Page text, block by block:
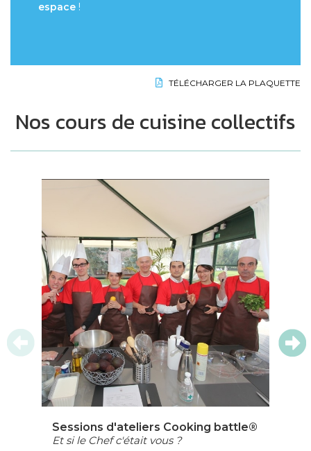
espace !
TÉLÉCHARGER LA PLAQUETTE
Nos cours de cuisine collectifs
Sessions d'ateliers Cooking battle®
Et si le Chef c'était vous ?